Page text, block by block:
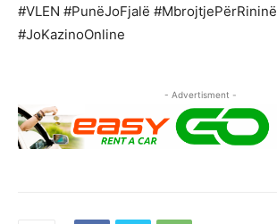
#VLEN #PunëJoFjalë #MbrojtjePërRininë
#JoKazinoOnline
- Advertisment -